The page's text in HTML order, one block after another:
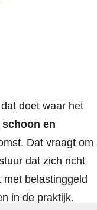
doet waar het
en
Dat vraagt om
dat zich richt
belastinggeld
in de praktijk.